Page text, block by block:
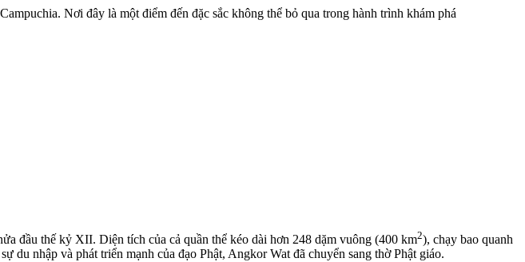
Nơi đây là một điểm đến đặc sắc không thể bỏ qua trong hành trình khám phá
đầu thế kỷ XII. Diện tích của cả quần thể kéo dài hơn 248 dặm vuông (400 km2), chạy bao quanh
nhập và phát triển mạnh của đạo Phật, Angkor Wat đã chuyển sang thờ Phật giáo.